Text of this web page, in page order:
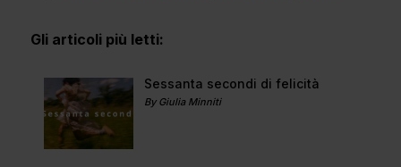
Gli articoli più letti:
Sessanta secondi di felicità
By Giulia Minniti